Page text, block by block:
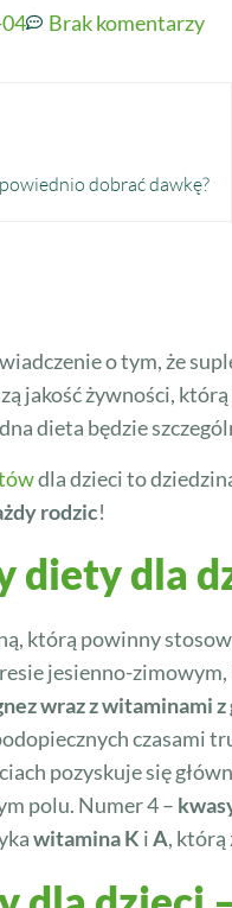
Brak komentarzy
dobrać dawkę?
o tym, że
jakość żywności,
dieta będzie
dla dzieci to
rodzic!
diety dla
którą powinny
jesienno-
wraz z witaminami z
pozyskuje się
polu. Numer 4 –
witamina K iA, którą